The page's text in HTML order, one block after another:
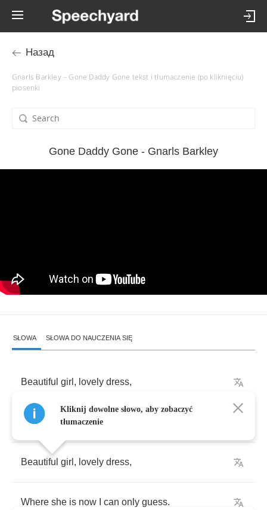
Назад
Gnarls Barkley – Gone Daddy Gone tekst i tłumaczenie (po kliknięciu)
piosenki
Gone Daddy Gone - Gnarls Barkley
SŁOWA SŁOWA DO NAUCZENIA SIĘ
Beautiful girl , lovely dress,
High school smiles,
Beautiful girl , lovely dress,
Where she is now can only guess.
Kliknij dowolne słowo, aby zobaczyć
tłumaczenie